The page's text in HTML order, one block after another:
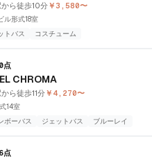
ら徒歩10分￥3,580〜
ル形式18室
トバス
コスチューム
点
CHROMA
ら徒歩11分￥4,270〜
14室
ボーバス
ジェットバス ブルーレイ
点